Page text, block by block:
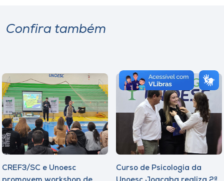
Confira também
CREF3/SC e Unoesc
Curso de Psicologia da